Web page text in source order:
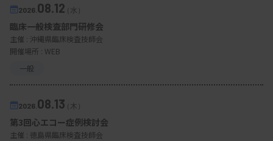
2026. 08.12（水）
臨床一般検査部門研修会
主催 : 沖縄県臨床検査技師会
開催場所 : WEB
一般
2026. 08.13（木）
第3回心エコー症例検討会
主催 : 徳島県臨床検査技師会